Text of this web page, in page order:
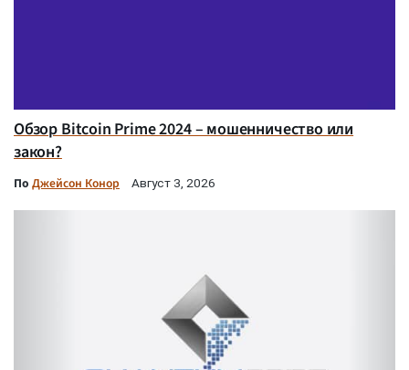
Обзор Bitcoin Prime 2024 – мошенничество или
закон?
По Джейсон Конор Август 3, 2026